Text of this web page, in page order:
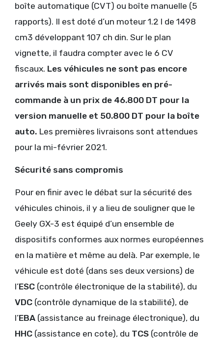
boîte automatique (CVT) ou boîte manuelle (5
rapports). Il est doté d’un moteur 1.2 l de 1498
cm3 développant 107 ch din. Sur le plan
vignette, il faudra compter avec le 6 CV
fiscaux. Les véhicules ne sont pas encore
arrivés mais sont disponibles en pré-
commande à un prix de 46.800 DT pour la
version manuelle et 50.800 DT pour la boîte
auto. Les premières livraisons sont attendues
pour la mi-février 2021.
Sécurité sans compromis
Pour en finir avec le débat sur la sécurité des
véhicules chinois, il y a lieu de souligner que le
Geely GX-3 est équipé d’un ensemble de
dispositifs conformes aux normes européennes
en la matière et même au delà. Par exemple, le
véhicule est doté (dans ses deux versions) de
l’ESC (contrôle électronique de la stabilité), du
VDC (contrôle dynamique de la stabilité), de
l’EBA (assistance au freinage électronique), du
HHC (assistance en cote), du TCS (contrôle de